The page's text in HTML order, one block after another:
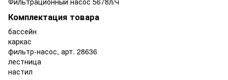
Комплектация товара
бассейн
каркас
фильтр-насос, арт. 28636
лестница
настил